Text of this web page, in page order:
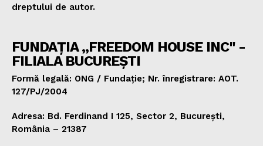
dreptului de autor.
FUNDAȚIA „FREEDOM HOUSE INC" -
FILIALA BUCUREȘTI
Formă legală: ONG / Fundație; Nr. înregistrare: AOT.
127/PJ/2004
Adresa: Bd. Ferdinand I 125, Sector 2, București,
România – 21387